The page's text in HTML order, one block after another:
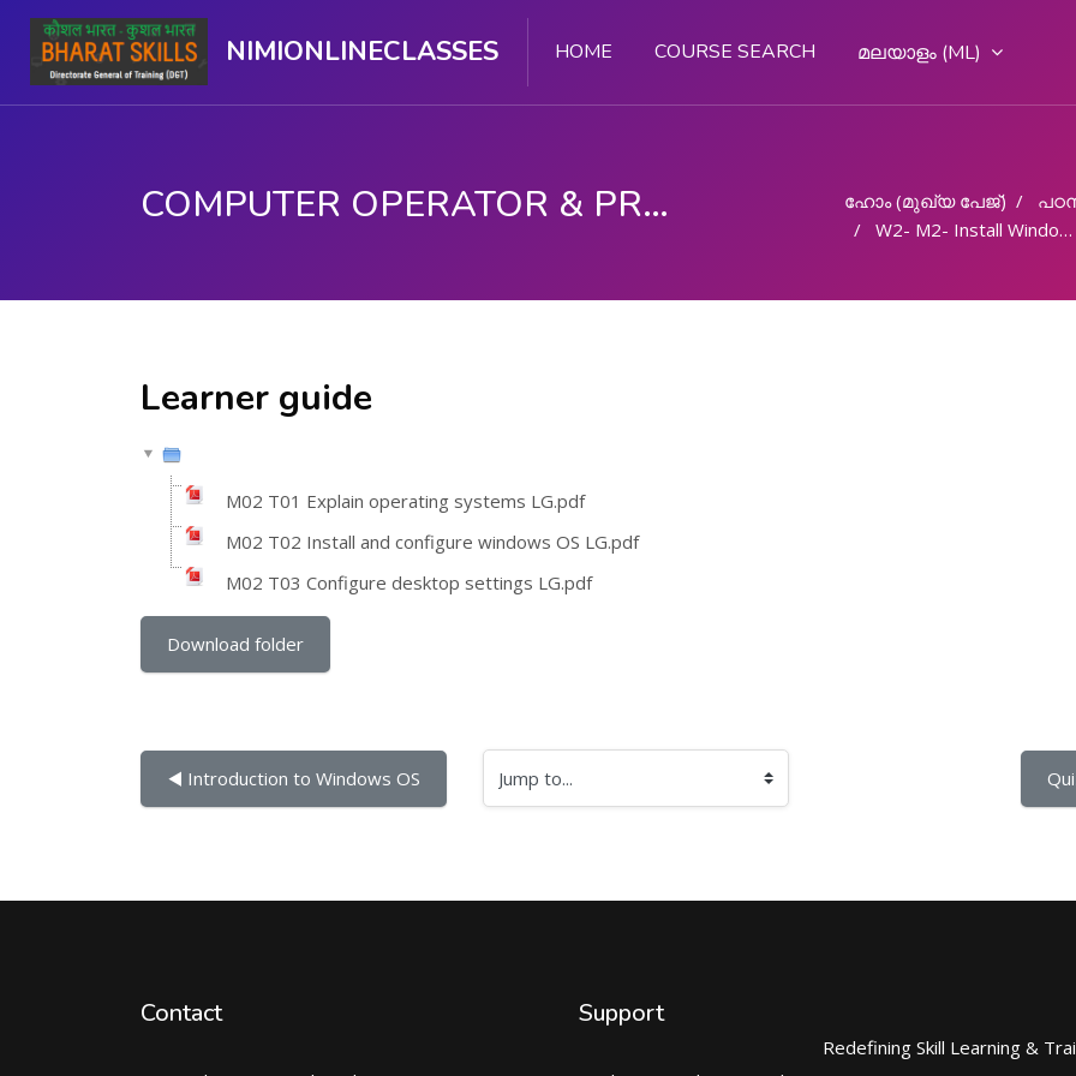
NIMIONLINECLASSES HOME COURSE SEARCH മലയാളം ‎(ML)‎
COMPUTER OPERATOR & PROGRAMMING ASSISTANT (COPA) ഹോം (മുഖ്യ പേജ്‌)
W2- M2- Install Windows OS on a Desktop PC
Learner guide
M02 T01 Explain operating systems LG.pdf
M02 T02 Install and configure windows OS LG.pdf
M02 T03 Configure desktop settings LG.pdf
Download folder
◀︎ Introduction to Windows OS Jump to...
Contact Support
Redefining Skill Learning &